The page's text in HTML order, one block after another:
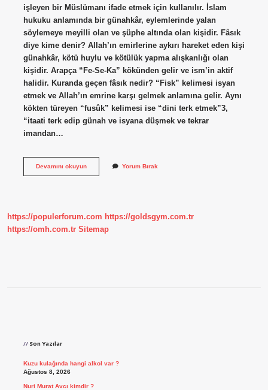
işleyen bir Müslümanı ifade etmek için kullanılır. İslam
hukuku anlamında bir günahkâr, eylemlerinde yalan
söylemeye meyilli olan ve şüphe altında olan kişidir. Fâsık
diye kime denir? Allah’ın emirlerine aykırı hareket eden kişi
günahkâr, kötü huylu ve kötülük yapma alışkanlığı olan
kişidir. Arapça “Fe-Se-Ka” kökünden gelir ve ism’in aktif
halidir. Kuranda geçen fâsık nedir? “Fisk” kelimesi isyan
etmek ve Allah’ın emrine karşı gelmek anlamına gelir. Aynı
kökten türeyen “fusûk” kelimesi ise “dini terk etmek”3,
“itaati terk edip günah ve isyana düşmek ve tekrar
imandan…
Devamını okuyunFısk
Yorum Bırak
https://populerforum.com https://goldsgym.com.tr
https://omh.com.tr Sitemap
Son Yazılar
Kuzu kulağında hangi alkol var ?
Ağustos 8, 2026
Nuri Murat Avcı kimdir ?